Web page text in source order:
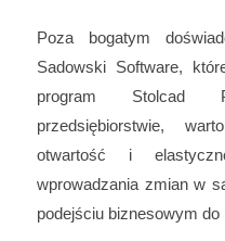
Poza bogatym
Sadowski Software,
program Stolcad
przedsiębiorstwie,
otwartość i
wprowadzania zmian w
podejściu biznesowym do